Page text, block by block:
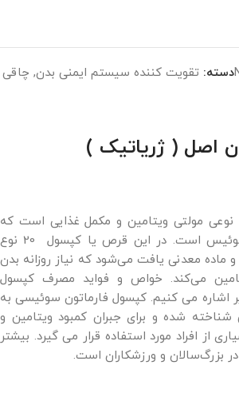
دسته: تقویت کننده سیستم ایمنی بدن, چاقی
اصل ( ژریاتیک )
نوعی مولتی ویتامین و مکمل غذایی است که
تولید شده در کشور سوئیس است. در این قرص یا کپسول 20 نوع
ماده معدنی یافت می‌شود که نیاز روزانه بدن
می‌کند. خواص و فواید مصرف کپسول
اشاره می کنیم. کپسول فارماتون سوئیسی به
شده و برای جبران کمبود ویتامین و
از افراد مورد استفاده قرار می گیرد. بیشتر
بزرگ‌سالان و ورزشکاران است.